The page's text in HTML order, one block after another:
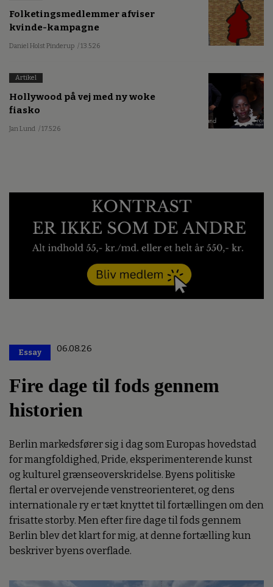
Folketingsmedlemmer afviser
kvinde-kampagne
Daniel Holst Pinderup / 13.5.26
Artikel
Hollywood på vej med ny woke
fiasko
Jan Lund / 17.5.26
Essay 06.08.26
Fire dage til fods gennem
historien
Berlin markedsfører sig i dag som Europas hovedstad
for mangfoldighed, Pride, eksperimenterende kunst
og kulturel grænseoverskridelse. Byens politiske
flertal er overvejende venstreorienteret, og dens
internationale ry er tæt knyttet til fortællingen om den
frisatte storby. Men efter fire dage til fods gennem
Berlin blev det klart for mig, at denne fortælling kun
beskriver byens overflade.